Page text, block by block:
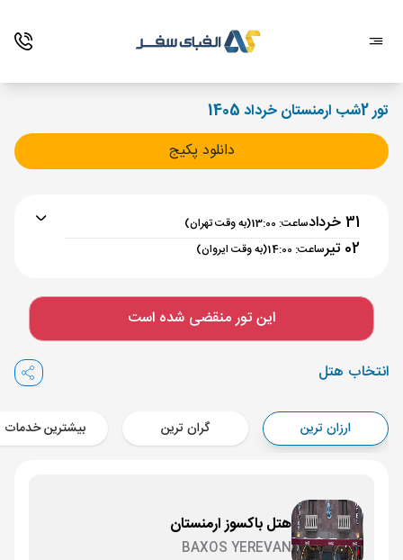
تور 2شب ارمنستان خرداد 1405
دانلود پکیج
31 خرداد ساعت: 13:00 (به وقت تهران)
02 تیر ساعت: 14:00 (به وقت ایروان)
تهران , فرودگاه بین‌المللی امام خمینی IKA
مدت پرواز :
ایروان ,
Aircraft - معراج ایر (Economy)
برنامه برگشت :02 تیر ساعت: 14:00
مدت پرواز :02:00
تهران , فرودگاه بین‌المللی امام خمینی IKA
Aircraft - کاسپین (Economy)
این تور منقضی شده است
انتخاب هتل
ارزان ترین گران ترین بیشترین خدمات
هتل باکسوز ارمنستان
BAXOS YEREVAN